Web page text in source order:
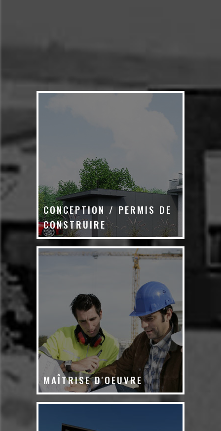
CONCEPTION / PERMIS DE
CONSTRUIRE
MAÎTRISE D'OEUVRE